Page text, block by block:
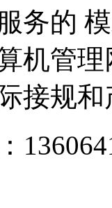
务的
机管
接规